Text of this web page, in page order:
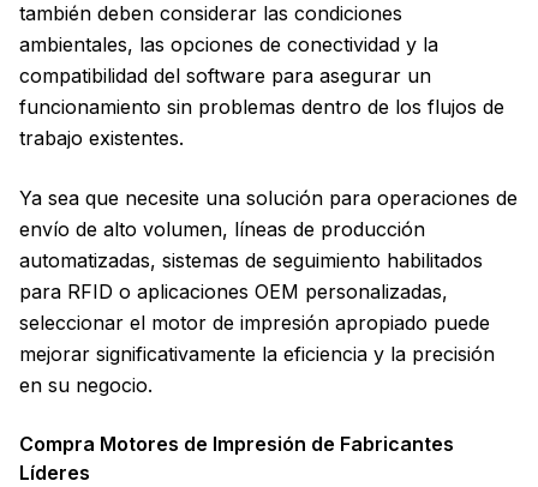
también deben considerar las condiciones
ambientales, las opciones de conectividad y la
compatibilidad del software para asegurar un
funcionamiento sin problemas dentro de los flujos de
trabajo existentes.
Ya sea que necesite una solución para operaciones de
envío de alto volumen, líneas de producción
automatizadas, sistemas de seguimiento habilitados
para RFID o aplicaciones OEM personalizadas,
seleccionar el motor de impresión apropiado puede
mejorar significativamente la eficiencia y la precisión
en su negocio.
Compra Motores de Impresión de Fabricantes
Líderes